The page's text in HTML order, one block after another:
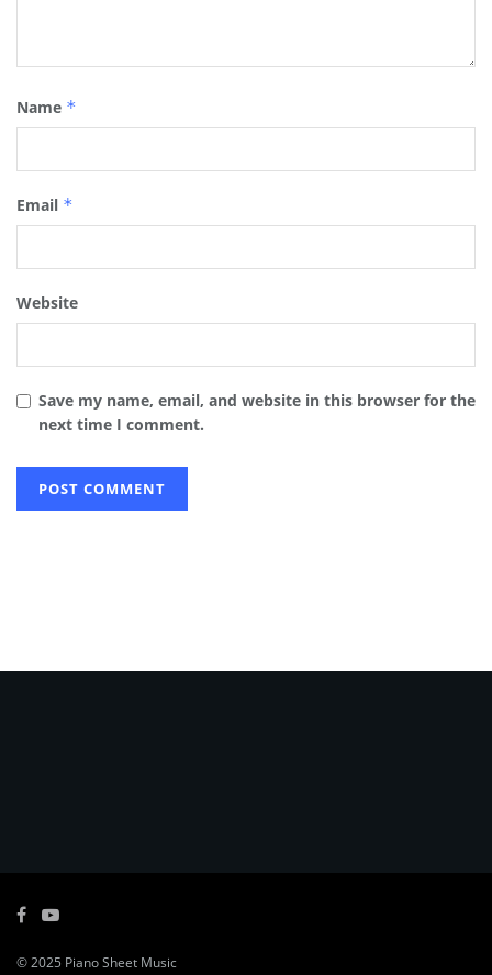
Name *
Email *
Website
Save my name, email, and website in this browser for the
next time I comment.
© 2025 Piano Sheet Music